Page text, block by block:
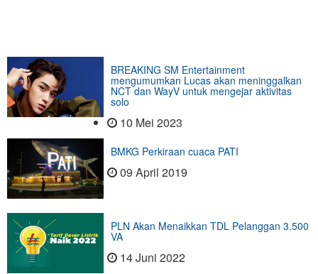
BREAKING SM Entertainment
mengumumkan Lucas akan meninggalkan
NCT dan WayV untuk mengejar aktivitas
solo
10 Mei 2023
BMKG Perkiraan cuaca PATI
09 April 2019
PLN Akan Menaikkan TDL Pelanggan 3.500
VA
14 Juni 2022